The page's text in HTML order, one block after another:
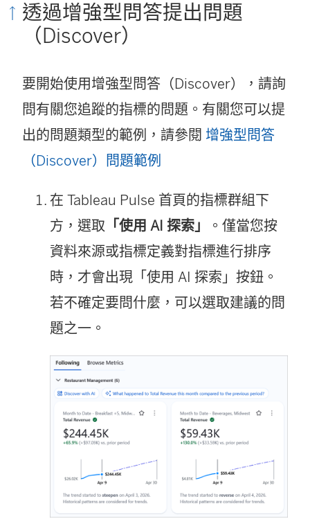
新
視
開
啟
)
透過增強型問答提出問題
（Discover）
要開始使用增強型問答（Discover），請詢
問有關您追蹤的指標的問題。有關您可以提
出的問題類型的範例，請參閱 增強型問答
（Discover）問題範例
在 Tableau Pulse 首頁的指標群組下
方，選取 「使用 AI 探索」
。僅當您按
資料來源或指標定義對指標進行排序
時，才會出現「使用 AI 探索」按鈕。
若不確定要問什麼，可以選取建議的問
題之一。